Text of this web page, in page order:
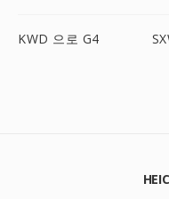
KWD 으로 G4